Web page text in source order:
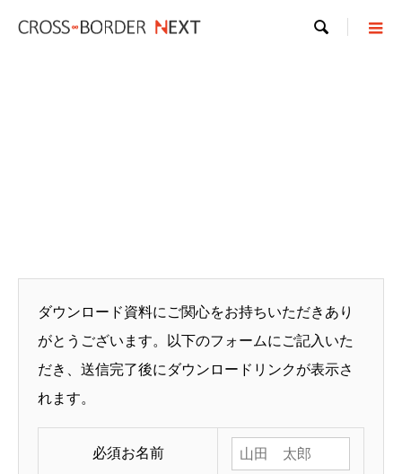

ダウンロード資料にご関心をお持ちいただきあり
がとうございます。以下のフォームにご記入いた
だき、送信完了後にダウンロードリンクが表示さ
れます。
必須お名前